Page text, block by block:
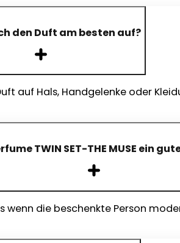
den Duft am besten auf?
auf Hals, Handgelenke oder
TWIN SET-THE MUSE ein
wenn die beschenkte Person